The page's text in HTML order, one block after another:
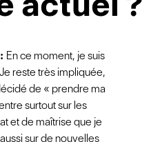
: En ce moment, je suis
reste très impliquée,
de « prendre ma
surtout sur les
et de maîtrise que je
sur de nouvelles